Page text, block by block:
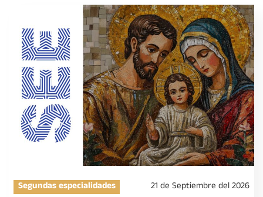
Segundas especialidades 21 de Septiembre del 2026